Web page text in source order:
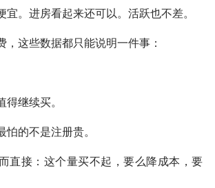
宜。进房看起来还可以。活跃也不差。
，这些数据都只能说明一件事：
得继续买。
怕的不是注册贵。
直接：这个量买不起，要么降成本，要